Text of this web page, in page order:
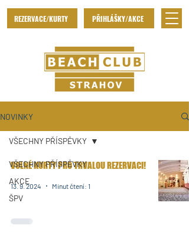
REZERVACE/KURTY PŘIHLÁŠKY/AKCE
NOVINKY
VŠECHNY PŘÍSPĚVKY
AKCE
ŠPV
VŠECHNY PŘÍSPĚVKY
VOLNÉ KURTY PRO TRVALOU REZERVACI!
13. 9. 2024 Minut čtení: 1